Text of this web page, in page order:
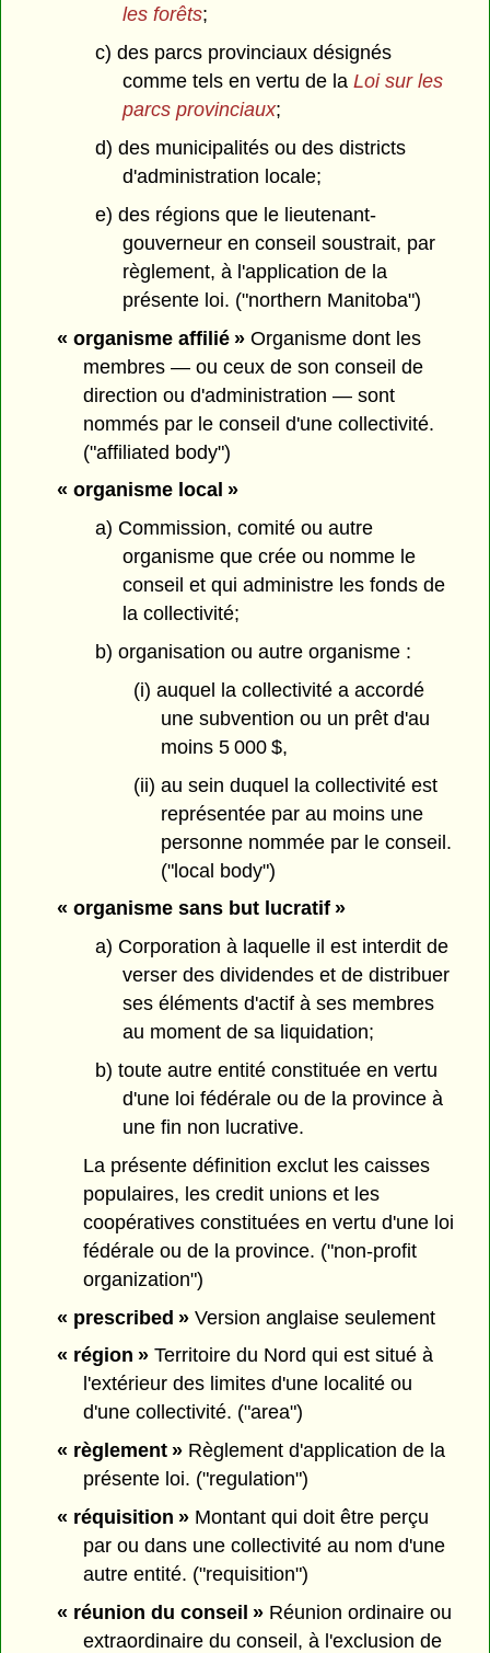
les forêts;
c) des parcs provinciaux désignés
comme tels en vertu de la Loi sur les
parcs provinciaux;
d) des municipalités ou des districts
d'administration locale;
e) des régions que le lieutenant-
gouverneur en conseil soustrait, par
règlement, à l'application de la
présente loi. ("northern Manitoba")
« organisme affilié »Organisme dont les
membres — ou ceux de son conseil de
direction ou d'administration — sont
nommés par le conseil d'une collectivité.
("affiliated body")
« organisme local »
a) Commission, comité ou autre
organisme que crée ou nomme le
conseil et qui administre les fonds de
la collectivité;
b) organisation ou autre organisme :
(i) auquel la collectivité a accordé
une subvention ou un prêt d'au
moins 5 000 $,
(ii) au sein duquel la collectivité est
représentée par au moins une
personne nommée par le conseil.
("local body")
« organisme sans but lucratif »
a) Corporation à laquelle il est interdit de
verser des dividendes et de distribuer
ses éléments d'actif à ses membres
au moment de sa liquidation;
b) toute autre entité constituée en vertu
d'une loi fédérale ou de la province à
une fin non lucrative.
La présente définition exclut les caisses
populaires, les credit unions et les
coopératives constituées en vertu d'une loi
fédérale ou de la province. ("non-profit
organization")
« prescribed »Version anglaise seulement
« région »Territoire du Nord qui est situé à
l'extérieur des limites d'une localité ou
d'une collectivité. ("area")
« règlement »Règlement d'application de la
présente loi. ("regulation")
« réquisition »Montant qui doit être perçu
par ou dans une collectivité au nom d'une
autre entité. ("requisition")
« réunion du conseil »Réunion ordinaire ou
extraordinaire du conseil, à l'exclusion de